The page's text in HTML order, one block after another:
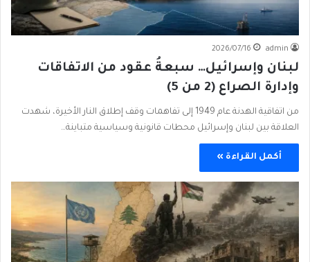
admin
2026/07/16
لبنان وإسرائيل… سبعةُ عقود من الاتفاقات
وإدارة الصراع (2 من 5)
من اتفاقية الهدنة عام 1949 إلى تفاهمات وقف إطلاق النار الأخيرة، شهدت
العلاقة بين لبنان وإسرائيل محطات قانونية وسياسية متباينة…
أكمل القراءة »